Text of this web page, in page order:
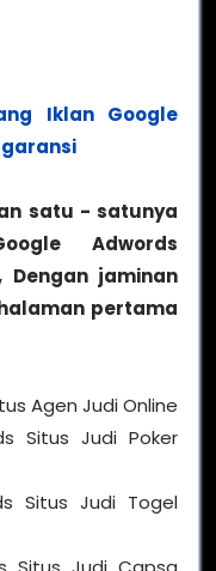
Iklan Google
satu - satunya
Adwords
jaminan
pertama
Agen Judi Online
Situs Judi Poker
Situs Judi Togel